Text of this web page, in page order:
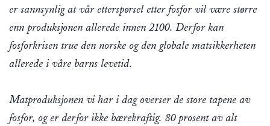
er sannsynlig at vår etterspørsel etter fosfor vil være større
enn produksjonen allerede innen 2100. Derfor kan
fosforkrisen true den norske og den globale matsikkerheten
allerede i våre barns levetid.
Matproduksjonen vi har i dag overser de store tapene av
fosfor, og er derfor ikke bærekraftig. 80 prosent av alt